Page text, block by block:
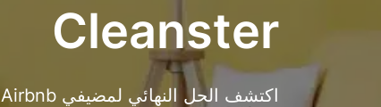
Cleanster